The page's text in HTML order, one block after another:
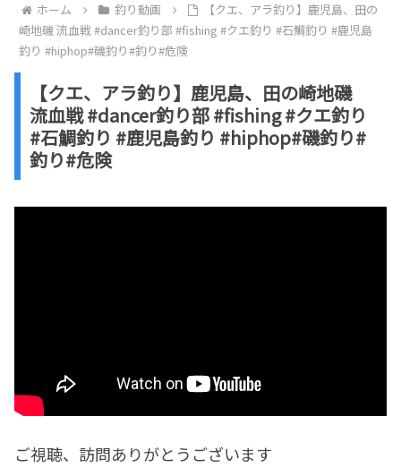
ホーム 釣り動画
【クエ、アラ釣り】鹿児島、田の
崎地磯 流血戦 #dancer釣り部 #fishing #クエ釣り #石鯛釣り #鹿児島
釣り #hiphop#磯釣り#釣り#危険
【クエ、アラ釣り】鹿児島、田の崎地磯
流血戦 #dancer釣り部 #fishing #クエ釣り
#石鯛釣り #鹿児島釣り #hiphop#磯釣り#
釣り#危険
ご視聴、訪問ありがとうございます